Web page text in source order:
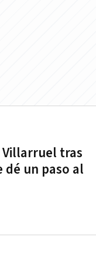
tras
dé un paso al